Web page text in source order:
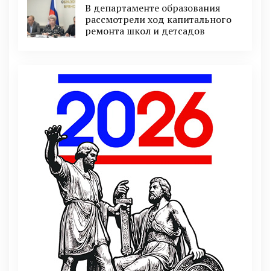
В департаменте образования
рассмотрели ход капитального
ремонта школ и детсадов